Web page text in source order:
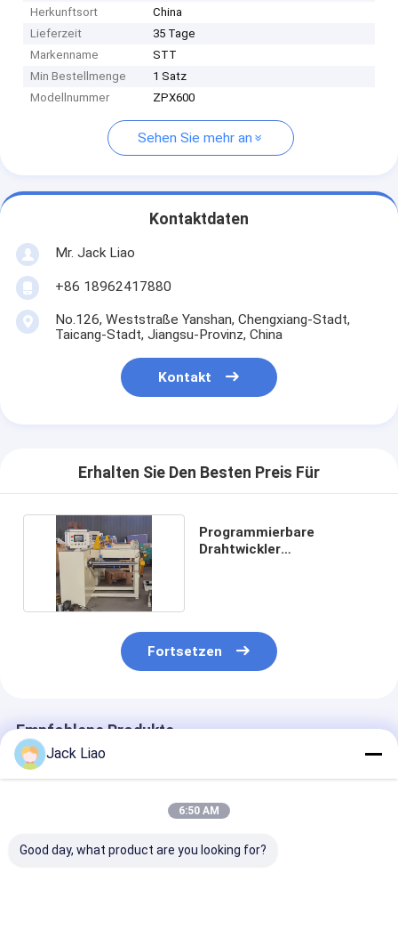
Herkunftsort
China
Lieferzeit
35 Tage
Markenname
STT
Min Bestellmenge
1 Satz
Modellnummer
ZPX600
Sehen Sie mehr an
Kontaktdaten
Mr. Jack Liao
+86 18962417880
No.126, Weststraße Yanshan, Chengxiang-Stadt,
Taicang-Stadt, Jiangsu-Provinz, China
Kontakt
Erhalten Sie Den Besten Preis Für
Programmierbare
Drahtwickler
Fortsetzen
Empfohlene Produkte
Jack Liao
6:50 AM
Good day, what product are you looking for?